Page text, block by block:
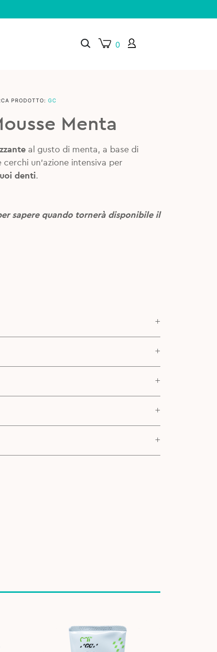
0
PRODOTTO: GC
Menta
al gusto di menta, a base di
un’azione intensiva per
denti.
sapere quando tornerà disponibile il